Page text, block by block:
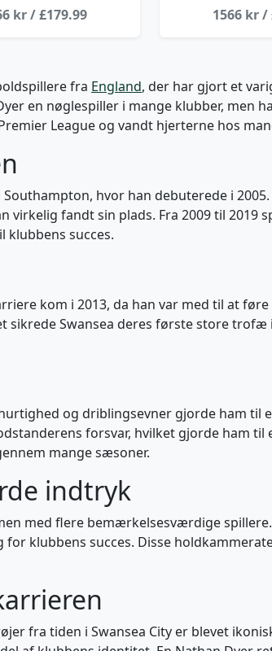
kr / £179.99
1566 kr /
fra England, der har gjort et
en nøglespiller i mange klubber, men
League og vandt hjerterne hos
hvor han debuterede i
virkelig fandt sin plads. Fra 2009 til 2019
klubbens succes.
kom i 2013, da han var med til at
sikrede Swansea deres første store
og driblingsevner gjorde ham til
forsvar, hvilket gjorde ham
mange sæsoner.
indtryk
med flere bemærkelsesværdige
for klubbens succes. Disse
fra tiden i Swansea City er blevet